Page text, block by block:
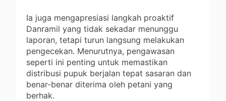
Ia juga mengapresiasi langkah proaktif
Danramil yang tidak sekadar menunggu
laporan, tetapi turun langsung melakukan
pengecekan. Menurutnya, pengawasan
seperti ini penting untuk memastikan
distribusi pupuk berjalan tepat sasaran dan
benar-benar diterima oleh petani yang
berhak.